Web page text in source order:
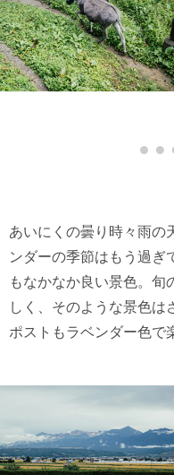
あいにくの曇り時々雨の
ンダーの季節はもう過ぎ
もなかなか良い景色。旬
しく、そのような景色は
ポストもラベンダー色で